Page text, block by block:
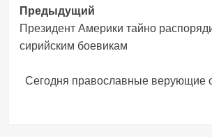
Навигация
записи
Предыдущий
Президент Америки тайно
сирийским боевикам
Сегодня православные верующие